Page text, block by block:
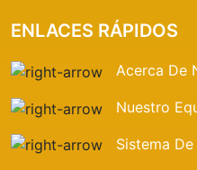
ENLACES RÁPIDOS
Acerca De
Nuestro
Sistema